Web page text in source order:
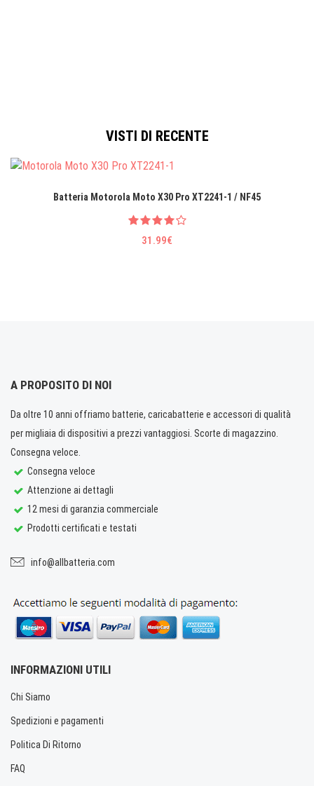
VISTI DI RECENTE
Batteria Motorola Moto X30 Pro XT2241-1 / NF45
31.99€
A PROPOSITO DI NOI
Da oltre 10 anni offriamo batterie, caricabatterie e accessori di qualità
per migliaia di dispositivi a prezzi vantaggiosi. Scorte di magazzino.
Consegna veloce.
Consegna veloce
Attenzione ai dettagli
12 mesi di garanzia commerciale
Prodotti certificati e testati
info@allbatteria.com
INFORMAZIONI UTILI
Chi Siamo
Spedizioni e pagamenti
Politica Di Ritorno
FAQ